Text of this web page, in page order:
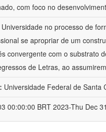
com foco no
no processo de
se apropriar de um
convergente com o substrato
de Letras, ao
Universidade Federal de Santa
00:00:00 BRT 2023-Thu Dec